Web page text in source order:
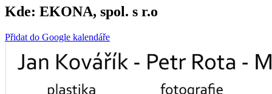
Kde: EKONA, spol. s r.o
Přidat do Google kalendáře